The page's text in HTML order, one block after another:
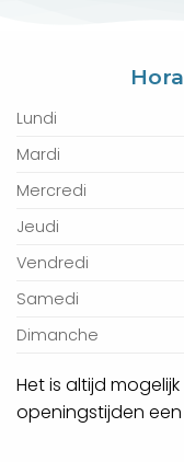
Lundi
Mardi
Mercredi
Jeudi
Vendredi
Samedi
Dimanche
Het is altijd
openingstijden